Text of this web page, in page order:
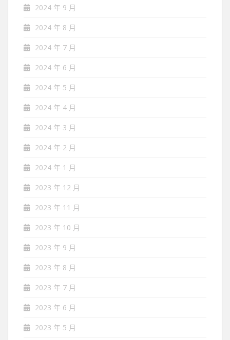
2024 年 9 月
2024 年 8 月
2024 年 7 月
2024 年 6 月
2024 年 5 月
2024 年 4 月
2024 年 3 月
2024 年 2 月
2024 年 1 月
2023 年 12 月
2023 年 11 月
2023 年 10 月
2023 年 9 月
2023 年 8 月
2023 年 7 月
2023 年 6 月
2023 年 5 月